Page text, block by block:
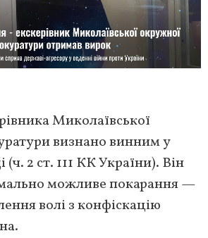
Миколаївської
визнано винним у
(ч. 2 ст. 111 КК України). Він
можливе покарання —
волі з конфіскацію